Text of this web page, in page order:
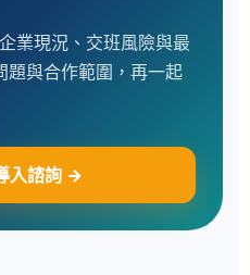
業現況、交班風險與最
題與合作範圍，再一起
入諮詢 →